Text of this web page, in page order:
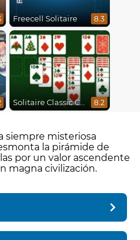
Freecell Solitaire 8.3
Solitaire Classic Christmas 8.2
siempre misteriosa
la pirámide de
por un valor ascendente
magna civilización.